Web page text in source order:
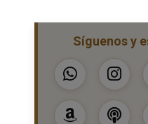
Síguenos y